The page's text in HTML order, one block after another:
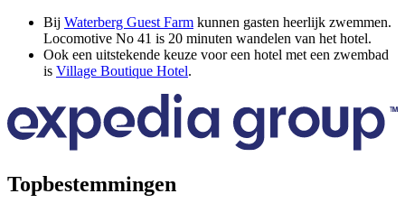
Bij Waterberg Guest Farm kunnen gasten heerlijk zwemmen.
Locomotive No 41 is 20 minuten wandelen van het hotel.
Ook een uitstekende keuze voor een hotel met een zwembad
is Village Boutique Hotel.
Topbestemmingen